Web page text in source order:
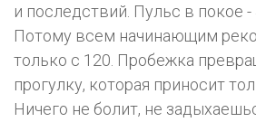
и последствий. Пульс в покое -
Потому всем начинающим
только с 120. Пробежка
прогулку, которая приносит
Ничего не болит, не